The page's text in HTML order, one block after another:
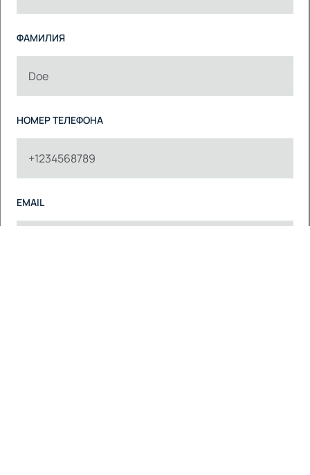
ФАМИЛИЯ
НОМЕР ТЕЛЕФОНА
EMAIL